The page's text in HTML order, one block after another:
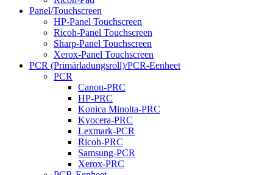
Panel/Touchscreen
HP-Panel Touchscreen
Ricoh-Panel Touchscreen
Sharp-Panel Touchscreen
Xerox-Panel Touchscreen
PCR (Primärladungsroll)/PCR-Eenheet
PCR
Canon-PRC
HP-PRC
Konica Minolta-PRC
Kyocera-PRC
Lexmark-PCR
Ricoh-PRC
Samsung-PCR
Xerox-PRC